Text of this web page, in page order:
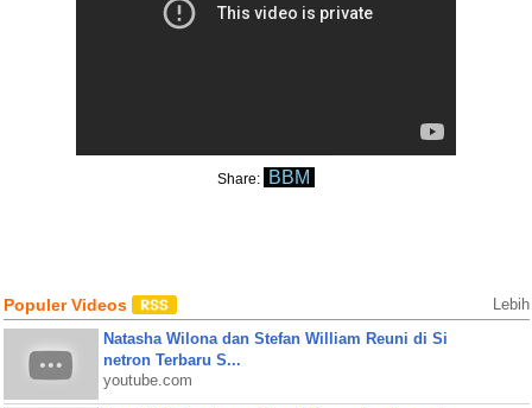
Share: BBM
Populer Videos Lebih
Natasha Wilona dan Stefan William Reuni di Si
netron Terbaru S...
youtube.com